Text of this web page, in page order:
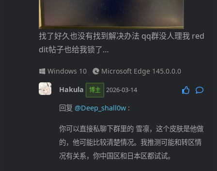
找了好久也没有找到解决办法 qq群没人理我 red
dit帖子也给我锁了…
Windows 10
Microsoft Edge 145.0.0.0
Hakula
博主 2026-03-14
回复 @Deep_shall0w:
你可以直接私聊下群里的 雪凛，这个皮肤是他做
的，他可能比较清楚情况。我推测可能和转区情
况有关系，你中国区和日本区都试试。